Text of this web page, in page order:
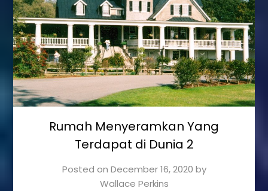
Rumah Menyeramkan Yang
Terdapat di Dunia 2
Posted on December 16, 2020 by
Wallace Perkins